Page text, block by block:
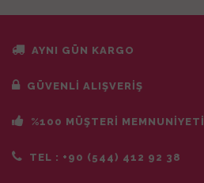
AYNI GÜN KARGO
GÜVENLİ ALIŞVERİŞ
%100 MÜŞTERİ MEMNUNİYETİ
TEL : +90 (544) 412 92 38